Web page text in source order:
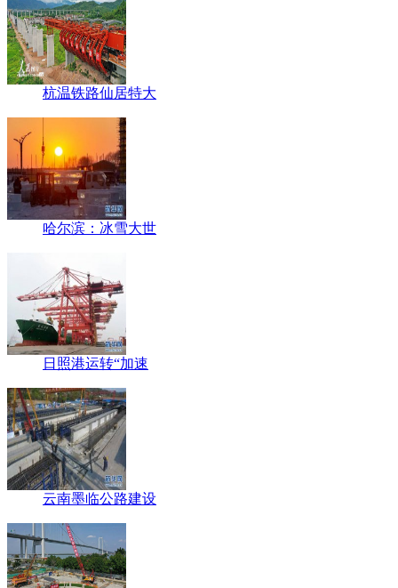
杭温铁路仙居特大
哈尔滨：冰雪大世
日照港运转“加速
云南墨临公路建设